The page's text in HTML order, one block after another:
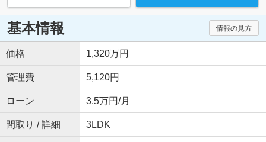
基本情報 情報の見方
価格 1,320万円
管理費 5,120円
ローン 3.5万円/月
間取り / 詳細 3LDK